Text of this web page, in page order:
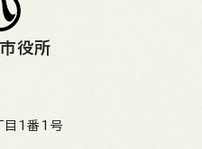
役所
目1番1号